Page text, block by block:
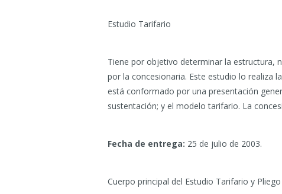
Estudio Tarifario
Tiene por objetivo determinar la estructura,
por la concesionaria. Este estudio lo realiza
está conformado por una presentación
sustentación; y el modelo tarifario. La
Fecha de entrega: 25 de julio de 2003.
Cuerpo principal del Estudio Tarifario y